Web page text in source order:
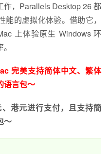
，Parallels Desktop 26 都
的虚拟化体验。借助它，
上体验原生 Windows 环
完美支持简体中文、繁体
语言包～
港元进行支付，且支持簡
～